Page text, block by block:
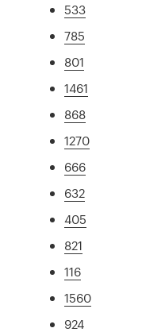
533
785
801
1461
868
1270
666
632
405
821
116
1560
924